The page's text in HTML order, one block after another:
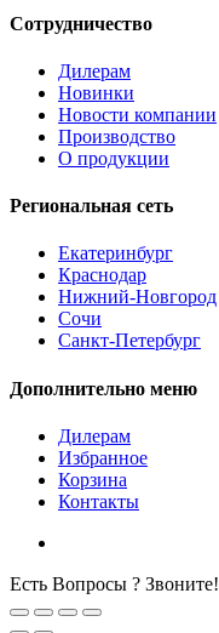
Сотрудничество
Дилерам
Новинки
Новости компании
Производство
О продукции
Региональная сеть
Екатеринбург
Краснодар
Нижний-Новгород
Сочи
Санкт-Петербург
Дополнительно меню
Дилерам
Избранное
Корзина
Контакты
Есть Вопросы ? Звоните!